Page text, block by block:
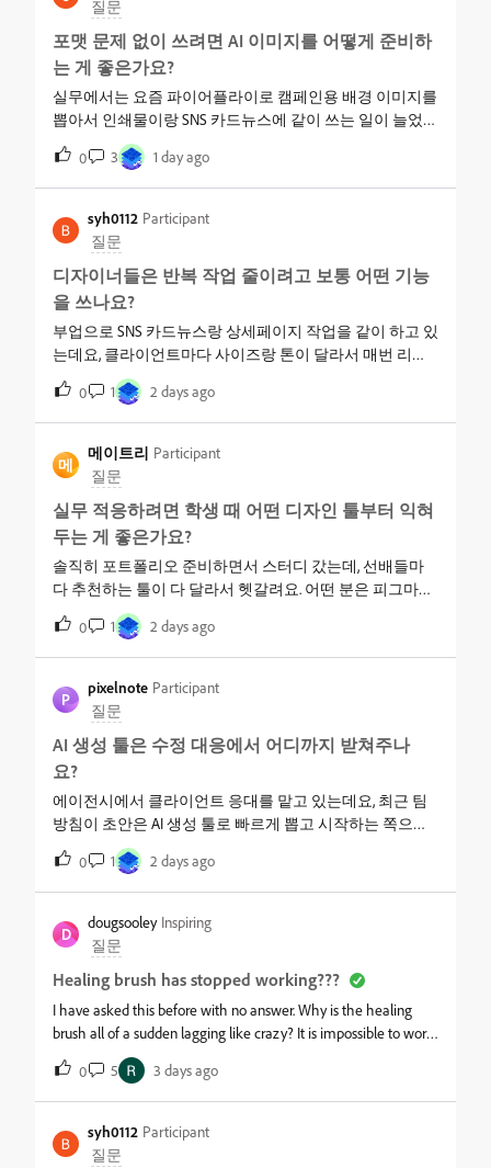
서도 진짜 이런 식으로 하는 건지, 어도비 쓰면 뭐가 다른
건지 궁금해요.
질문
포맷 문제 없이 쓰려면 AI 이미지를 어떻게 준비하
는 게 좋은가요?
실무에서는 요즘 파이어플라이로 캠페인용 배경 이미지를
뽑아서 인쇄물이랑 SNS 카드뉴스에 같이 쓰는 일이 늘었는
데요, 지난주에 클라이언트 쪽 인쇄 파트너가 배너 시안을
보더니 이 이미지 원본이 웹용 RGB 그대로인 것 같다며 색
이 다르게 나올 수 있다고 반려했습니다.AI로 만든 이미지
를 인쇄용 배너랑 웹 배너 두 군데 다 문제없이 쓰려면, 파
일 포맷이나 색상 설정을 처음부터 어떻게 잡아둬야 이런
반려가 안 생길까요? 상업 캠페인이라 재작업 시간 자체가
리스크라 정확하게 짚고 넘어가고 싶습니다.
0 3 1 day ago
syh0112 Participant
질문
디자이너들은 반복 작업 줄이려고 보통 어떤 기능
을 쓰나요?
부업으로 SNS 카드뉴스랑 상세페이지 작업을 같이 하고 있
는데요, 클라이언트마다 사이즈랑 톤이 달라서 매번 리사
이즈하고 배경 지우고 텍스트 다시 앉히는 게 일이에요. 본
업 마감 끝나고 부업 하려면 시간이 진짜 없는데, 이번 주에
상사가 반복 작업부터 줄이는 법 익혀야 오래 간다고 하더
라구요.디자이너들이 반복 작업 줄이려고 보통 뭘 쓰나요?
액션이나 템플릿 말고 좀 더 실무에서 체감되는 기능이 궁
금해요.
0 1 2 days ago
메
메이트리 Participant
질문
실무 적응하려면 학생 때 어떤 디자인 툴부터 익혀
두는 게 좋은가요?
솔직히 포트폴리오 준비하면서 스터디 갔는데, 선배들마
다 추천하는 툴이 다 달라서 헷갈려요. 어떤 분은 피그마부
터 배우라 하고, 어떤 분은 포토샵이나 일러스트부터 잡으
라고 하시더라고요. 저는 그래픽 쪽도 관심 있고 영상 쪽도
기웃거리는 중인데, 실무 나가서 여러 현장 경험하려면 학
생 때 뭐부터 익혀두는 게 맞는지 선배님들 의견 듣고 싶어
요.
0 1 2 days ago
P
pixelnote Participant
질문
AI 생성 툴은 수정 대응에서 어디까지 받쳐주나
요?
에이전시에서 클라이언트 응대를 맡고 있는데요, 최근 팀
방침이 초안은 AI 생성 툴로 빠르게 뽑고 시작하는 쪽으로
바뀌었어요. 문제는 그다음부터예요. 클라이언트가 시안을
보고 나면 "여기 톤 좀 더 차분하게", "이 부분만 다시" 같은
피드백이 두세 번씩 들어오는데, AI 툴로 처음 뽑았던 이미
지를 그 상태에서 다시 손보려니 결과물이 아예 달라지거
나 원하는 부분만 정확히 못 잡아내는 경우가 많더라구
요. 팀 안에서도 이걸 AI 툴 안에서 계속 반복 생성으로 해결
해야 하는지, 다른 단계를 거쳐야 하는지 의견이 갈려요. AI
생성 툴은 이런 반복 수정 대응에서 실제로 어디까지 받쳐
줄 수 있는 걸까요?
0 1 2 days ago
D
dougsooley Inspiring
질문
Healing brush has stopped working???
I have asked this before with no answer. Why is the healing
brush all of a sudden lagging like crazy? It is impossible to work
like this? PSCC 24.7.5, Windows11 Pro, X64, X670MB, 96G ram,
AMD Ryzen 7950X 16-core processor, AMD Radeon
7950XT&nbsp;
0 5 3 days ago
syh0112 Participant
질문